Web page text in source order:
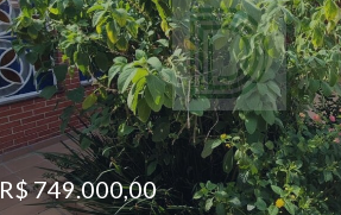
R$ 749.000,00